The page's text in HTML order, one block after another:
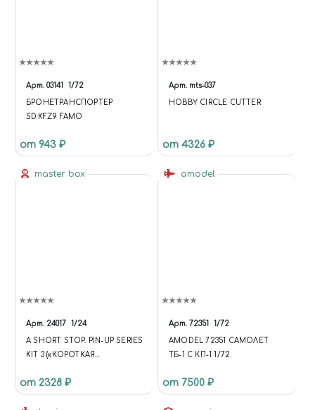
Арт. 03141 1/72
БРОНЕТРАНСПОРТЕР
SD.KFZ.9 FAMO
от 943 ₽
Арт. mts-037
HOBBY CIRCLE CUTTER
от 4326 ₽
master box
Арт. 24017 1/24
A SHORT STOP. PIN-UP SERIES
KIT 3 («КОРОТКАЯ
АП «КРАСОТКИ» НАБОР 3)
от 2328 ₽
amodel
Арт. 72351 1/72
AMODEL 72351 CАМОЛЕТ
ТБ-1 С КП-1 1/72
от 7500 ₽